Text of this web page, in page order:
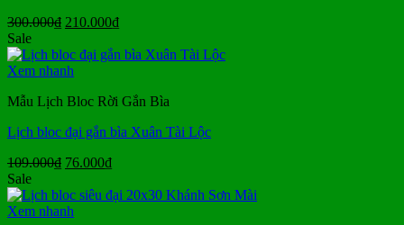
300.000₫ Giá
là:
300.000₫.
210.000₫Giá
tại
Sale
Xem nhanh
Mẫu Lịch Bloc Rời Gắn Bìa
Lịch bloc đại gắn bìa Xuân Tài Lộc
109.000₫ Giá
là:
109.000₫.
76.000₫Giá
tại
Sale
Xem nhanh